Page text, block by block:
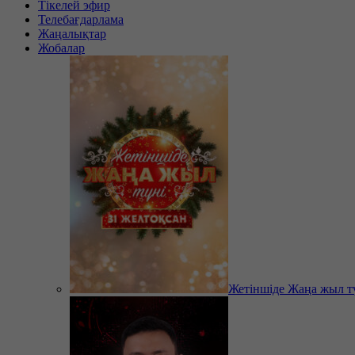
Тікелей эфир
Телебағдарлама
Жаңалықтар
Жобалар
Жетіншіде Жаңа жыл